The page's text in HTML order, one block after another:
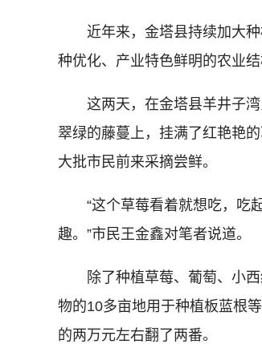
近年来，金塔县持续加大种
种优化、产业特色鲜明的农业
这两天，在金塔县羊井子湾
翠绿的藤蔓上，挂满了红艳艳
大批市民前来采摘尝鲜。
“这个草莓看着就想吃，吃起
趣。”市民王金鑫对笔者说道。
除了种植草莓、葡萄、小西
物的10多亩地用于种植板蓝根
的两万元左右翻了两番。